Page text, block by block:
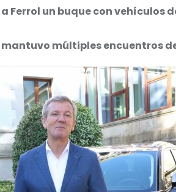
Ferrol un buque con vehículos
múltiples encuentros